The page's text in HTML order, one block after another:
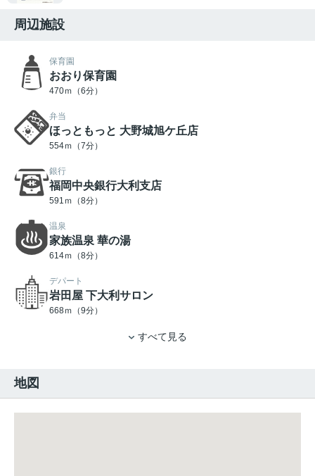
周辺施設
保育園
おおり保育園
470ｍ（6分）
弁当
ほっともっと 大野城旭ケ丘店
554ｍ（7分）
銀行
福岡中央銀行大利支店
591ｍ（8分）
温泉
家族温泉 華の湯
614ｍ（8分）
デパート
岩田屋 下大利サロン
668ｍ（9分）
すべて見る
地図